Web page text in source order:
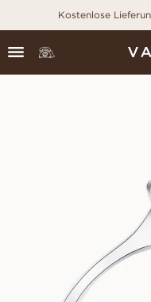
Kostenlose